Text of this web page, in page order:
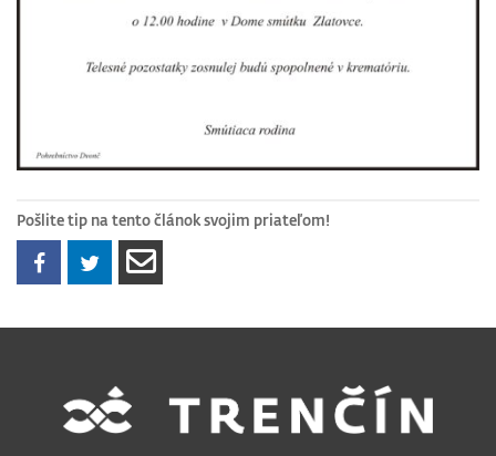
Pošlite tip na tento článok svojim priateľom!